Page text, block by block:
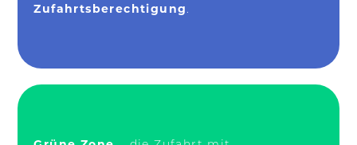
Zufahrtsberechtigung.